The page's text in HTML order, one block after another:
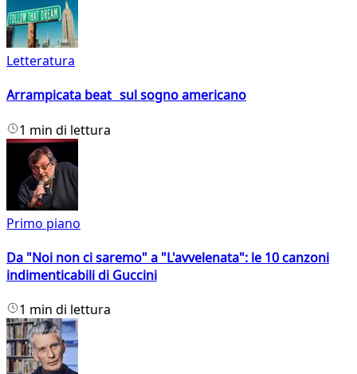
Letteratura
Arrampicata beat sul sogno americano
1 min di lettura
Primo piano
Da "Noi non ci saremo" a "L'avvelenata": le 10 canzoni
indimenticabili di Guccini
1 min di lettura